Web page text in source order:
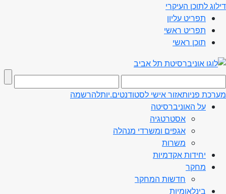
דילוג לתוכן העיקרי
תפריט עליון
תפריט ראשי
תוכן ראשי
מערכת פניותאזור אישי לסטודנטים.יותלהרשמה
על האוניברסיטה
אסטרטגיה
אגפים ומשרדי מנהלה
משרות
יחידות אקדמיות
מחקר
חדשות המחקר
בינלאומיות